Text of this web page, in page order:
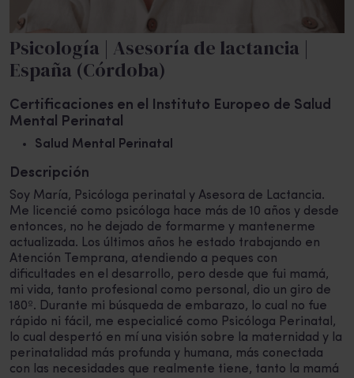
Psicología | Asesoría de lactancia |
España (Córdoba)
Certificaciones en el Instituto Europeo de Salud
Mental Perinatal
Salud Mental Perinatal
Descripción
Soy María, Psicóloga perinatal y Asesora de Lactancia.
Me licencié como psicóloga hace más de 10 años y desde
entonces, no he dejado de formarme y mantenerme
actualizada. Los últimos años he estado trabajando en
Atención Temprana, atendiendo a peques con
dificultades en el desarrollo, pero desde que fui mamá,
mi vida, tanto profesional como personal, dio un giro de
180º. Durante mi búsqueda de embarazo, lo cual no fue
rápido ni fácil, me especialicé como Psicóloga Perinatal,
lo cual despertó en mí una visión sobre la maternidad y la
perinatalidad más profunda y humana, más conectada
con las necesidades que realmente tiene, tanto la mamá